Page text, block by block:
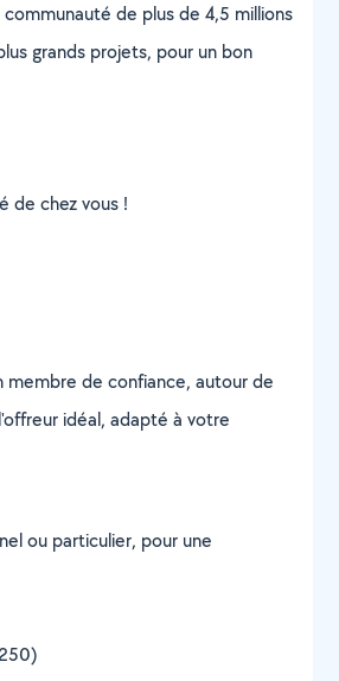
de plus de 4,5 millions
grands projets, pour un bon
de chez vous !
membre de confiance, autour de
idéal, adapté à votre
ou particulier, pour une